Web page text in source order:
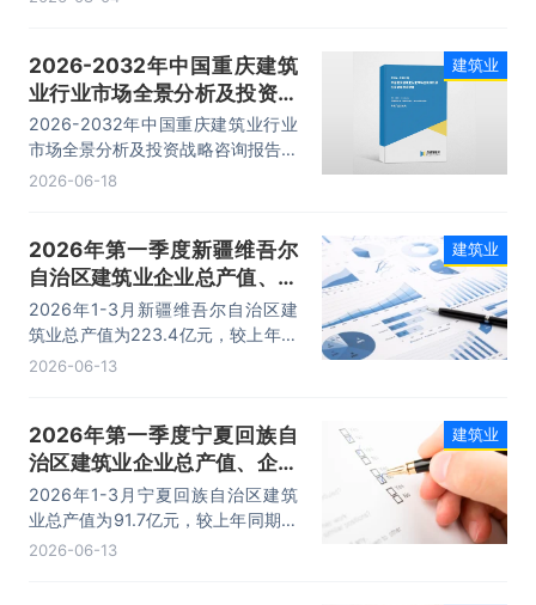
2026-2032年中国重庆建筑
业行业市场全景分析及投资战
略咨询报告
2026-2032年中国重庆建筑业行业
市场全景分析及投资战略咨询报告，
主要包括发展总体概况、发展综述、
2026-06-18
建筑业
2026年第一季度新疆维吾尔
自治区建筑业企业总产值、企
业概况及各产业竣工情况统计
分析
2026年1-3月新疆维吾尔自治区建
筑业总产值为223.4亿元，较上年同
期相比减少了3.72亿元；其中：建
2026-06-13
建筑业
2026年第一季度宁夏回族自
治区建筑业企业总产值、企业
概况及各产业竣工情况统计分
析
2026年1-3月宁夏回族自治区建筑
业总产值为91.7亿元，较上年同期相
比增加了3.21亿元；其中：建筑工
2026-06-13
建筑业